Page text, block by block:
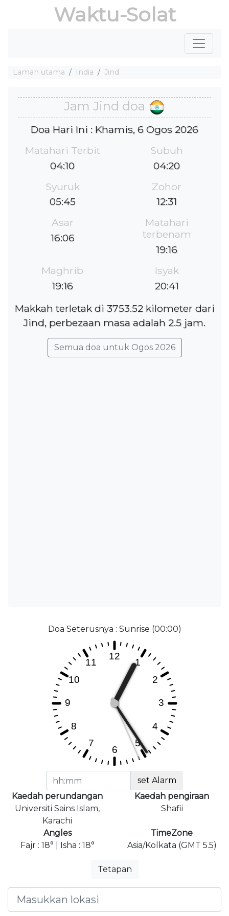
Waktu-Solat
Laman utama India Jind
Jam Jind doa
Doa Hari Ini : Khamis, 6 Ogos 2026
Matahari Terbit
04:10
Subuh
04:20
Syuruk
05:45
Zohor
12:31
Asar
16:06
Matahari
terbenam
19:16
Maghrib
19:16
Isyak
20:41
Makkah terletak di 3753.52 kilometer dari
Jind, perbezaan masa adalah 2.5 jam.
Semua doa untuk Ogos 2026
Doa Seterusnya : Sunrise (00:00)
set Alarm
Kaedah perundangan
Universiti Sains Islam,
Karachi
Kaedah pengiraan
Shafii
Angles
Fajr : 18° | Isha : 18°
TimeZone
Asia/Kolkata (GMT 5.5)
Tetapan